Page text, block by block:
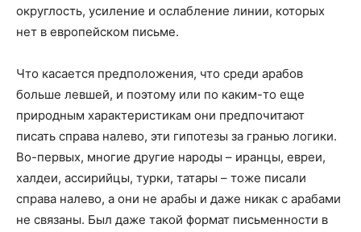
округлость, усиление и ослабление линии, которых
нет в европейском письме.
Что касается предположения, что среди арабов
больше левшей, и поэтому или по каким-то еще
природным характеристикам они предпочитают
писать справа налево, эти гипотезы за гранью логики.
Во-первых, многие другие народы – иранцы, евреи,
халдеи, ассирийцы, турки, татары – тоже писали
справа налево, а они не арабы и даже никак с арабами
не связаны. Был даже такой формат письменности в